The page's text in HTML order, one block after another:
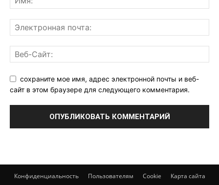
сохраните мое имя, адрес электронной почты и веб-
сайт в этом браузере для следующего комментария.
Конфиденциальность Пользователям Cookie Карта сайта